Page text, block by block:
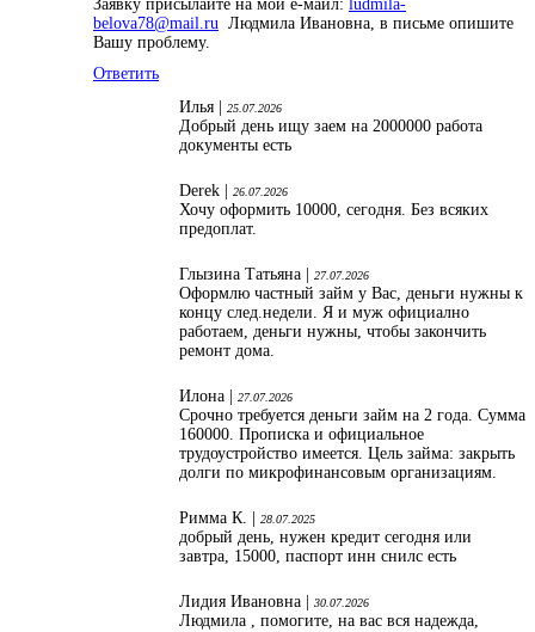
Заявку присылайте на мой е-майл: ludmila-
belova78@mail.ru Людмила Ивановна, в письме опишите
Вашу проблему.
Ответить
Илья |
25.07.2026
Добрый день ищу заем на 2000000 работа
документы есть
Derek | 26.07.2026
Хочу оформить 10000, сегодня. Без всяких
предоплат.
Глызина Татьяна | 27.07.2026
Оформлю частный займ у Вас, деньги нужны к
концу след.недели. Я и муж официално
работаем, деньги нужны, чтобы закончить
ремонт дома.
Илона | 27.07.2026
Срочно требуется деньги займ на 2 года. Сумма
160000. Прописка и официальное
трудоустройство имеется. Цель займа: закрыть
долги по микрофинансовым организациям.
Римма К. | 28.07.2025
добрый день, нужен кредит сегодня или
завтра, 15000, паспорт инн снилс есть
Лидия Ивановна | 30.07.2026
Людмила , помогите, на вас вся надежда,